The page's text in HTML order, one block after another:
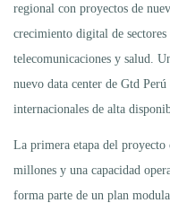
regional con proyectos de
crecimiento digital de
telecomunicaciones y salud.
nuevo data center de Gtd
internacionales de alta
La primera etapa del
millones y una capacidad
forma parte de un plan